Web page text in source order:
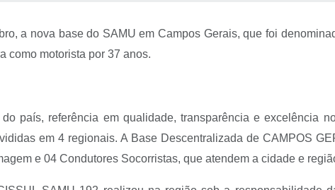
base do SAMU em Campos Gerais, que foi
como motorista por 37 anos.
referência em qualidade, transparência e excelência no
em 4 regionais. A Base Descentralizada de CAMPOS
e 04 Condutores Socorristas, que atendem a cidade e